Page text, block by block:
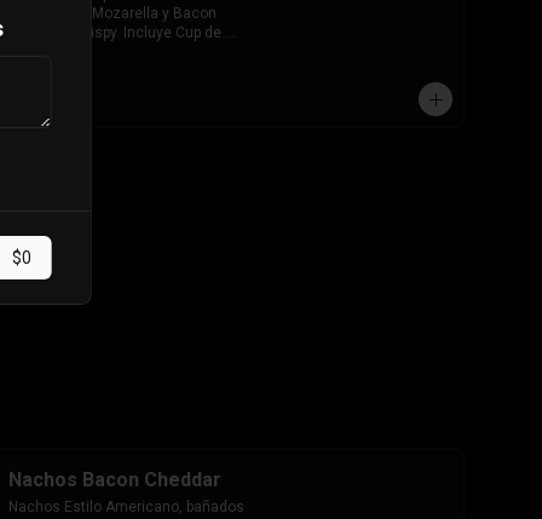
Extra queso Mozarella y Bacon
ahumado Crispy. Incluye Cup de
Nachos Bacon Cheddar
Nachos Estilo Americano, bañados
$0